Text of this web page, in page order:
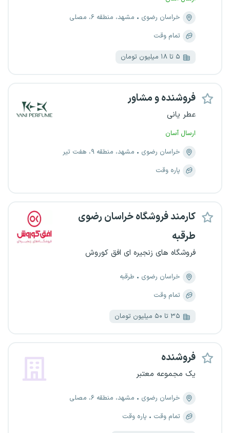
خراسان رضوی
مشهد، منطقه ۶، مصلی
تمام وقت
۵ تا ۱۸ میلیون تومان
فروشنده و مشاور
عطر یانی
ارسال آسان
خراسان رضوی
مشهد، منطقه ۹، هفت تیر
پاره وقت
کارمند فروشگاه خراسان رضوی
طرقبه
فروشگاه های زنجیره ای افق کوروش
خراسان رضوی
طرقبه
تمام وقت
۳۵ تا ۵۰ میلیون تومان
فروشنده
یک مجموعه معتبر
خراسان رضوی
مشهد، منطقه ۶، مصلی
تمام وقت
پاره وقت